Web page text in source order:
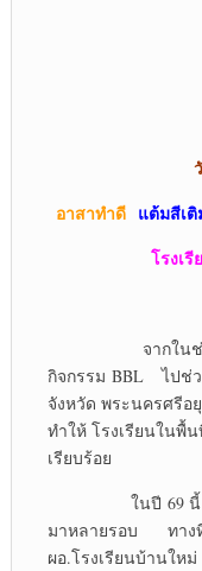
อาสาทำดี แต้มสีเ
โรงเ
จากในช่วงที่ผ่
กิจกรรม BBL ไปช่ว
จังหวัด พระนครศรี
ทำให้ โรงเรียนในพื้
เรียบร้อย
ในปี 69 นี้ หลัง
มาหลายรอบ ทางที
ผอ.โรงเรียนบ้านใ